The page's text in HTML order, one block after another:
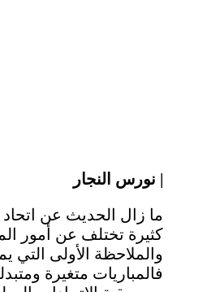
| نورس النجار
ما زال الحديث عن
كثيرة تختلف عن أمور
والملاحظة الأولى التي
فالمباريات متغيرة